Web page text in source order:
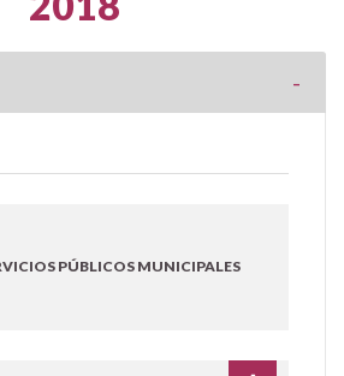
PÚBLICOS MUNICIPALES